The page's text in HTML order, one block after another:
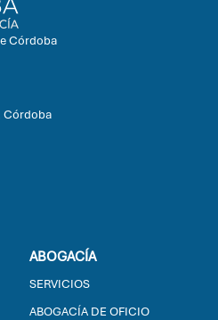
Córdoba
Córdoba
ABOGACÍA
SERVICIOS
ABOGACÍA DE OFICIO